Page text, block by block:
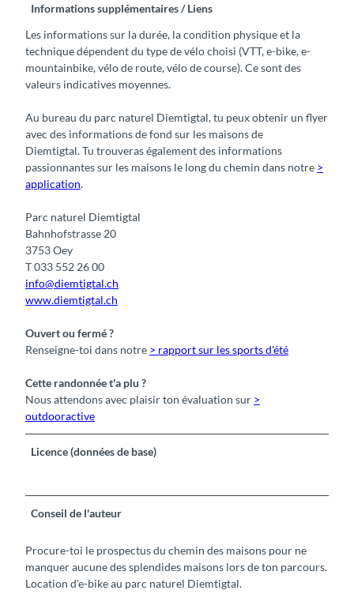
Informations supplémentaires / Liens
Les informations sur la durée, la condition physique et la
technique dépendent du type de vélo choisi (VTT, e-bike, e-
mountainbike, vélo de route, vélo de course). Ce sont des
valeurs indicatives moyennes.
Au bureau du parc naturel Diemtigtal, tu peux obtenir un flyer
avec des informations de fond sur les maisons de
Diemtigtal. Tu trouveras également des informations
passionnantes sur les maisons le long du chemin dans notre >
application.
Parc naturel Diemtigtal
Bahnhofstrasse 20
3753 Oey
T 033 552 26 00
info@diemtigtal.ch
www.diemtigtal.ch
Ouvert ou fermé ?
Renseigne-toi dans notre > rapport sur les sports d'été
Cette randonnée t'a plu ?
Nous attendons avec plaisir ton évaluation sur >
outdooractive
Licence (données de base)
Conseil de l'auteur
Procure-toi le prospectus du chemin des maisons pour ne
manquer aucune des splendides maisons lors de ton parcours.
Location d'e-bike au parc naturel Diemtigtal.